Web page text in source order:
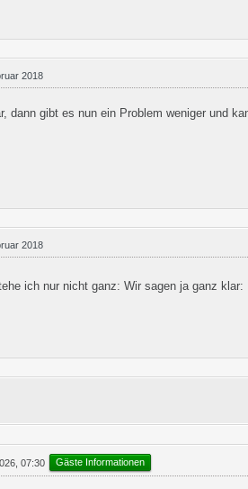
2018
dann gibt es nun ein Problem weniger und
2018
ich nur nicht ganz: Wir sagen ja ganz klar:
07:30 Gäste Informationen